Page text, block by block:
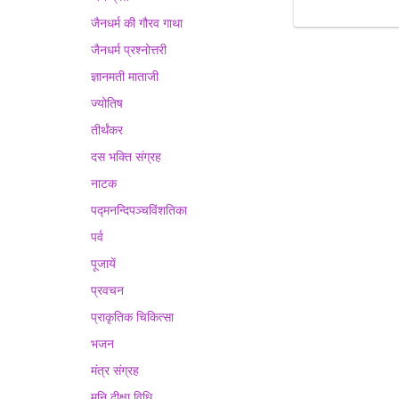
जैनधर्म की गौरव गाथा
जैनधर्म प्रश्नोत्तरी
ज्ञानमती माताजी
ज्योतिष
तीर्थंकर
दस भक्ति संग्रह
नाटक
पद्मनन्दिपञ्चविंशतिका
पर्व
पूजायें
प्रवचन
प्राकृतिक चिकित्सा
भजन
मंत्र संग्रह